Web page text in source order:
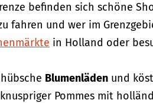
befinden sich schöne
fahren und wer im
in Holland oder
Blumenläden und
Pommes mit